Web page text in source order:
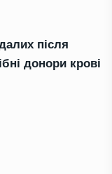
після
донори крові